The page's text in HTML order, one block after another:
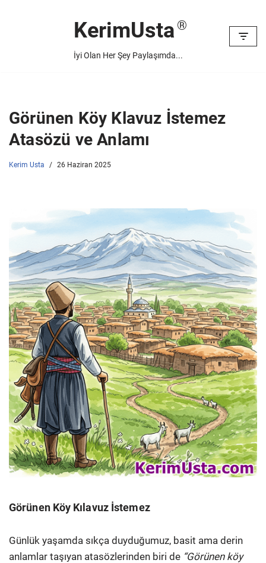
KerimUsta
İyi Olan Her Şey Paylaşımda...
Görünen Köy Klavuz İstemez
Atasözü ve Anlamı
Kerim Usta 26 Haziran 2025
Görünen Köy Kılavuz İstemez
Günlük yaşamda sıkça duyduğumuz, basit ama derin
anlamlar taşıyan atasözlerinden biri de “Görünen köy